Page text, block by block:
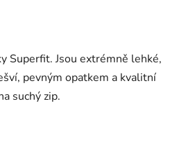
Superfit. Jsou extrémně lehké,
pevným opatkem a kvalitní
suchý zip.